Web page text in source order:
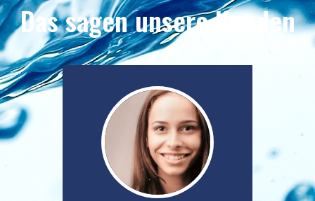
Das sagen unsere Kunden